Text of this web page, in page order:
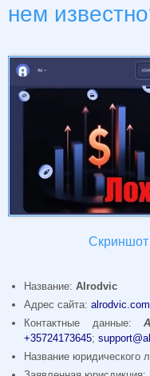
нем
Скриншот
Название:Alrodvic
Адрес сайта:alrodvic.com
Контактные данные:
+35724173645;
Название юридического